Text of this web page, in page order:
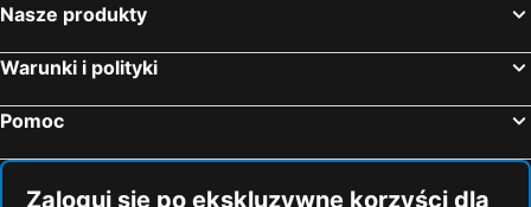
Nasze produkty
Warunki i polityki
Pomoc
Zaloguj się po ekskluzywne korzyści dla